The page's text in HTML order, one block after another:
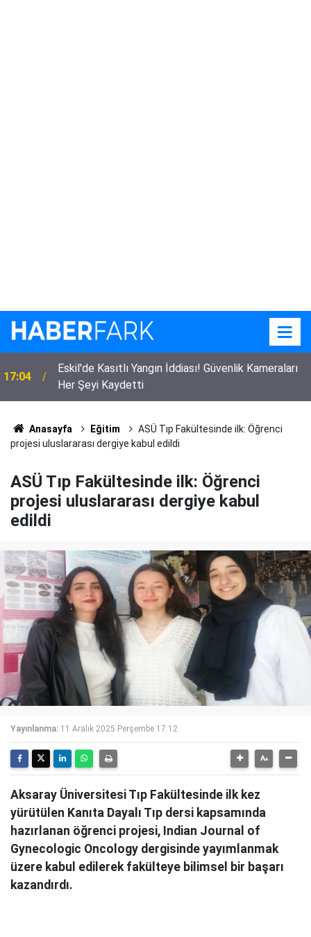
17:04
Eskil'de Kasıtlı Yangın İddiası! Güvenlik Kameraları
Her Şeyi Kaydetti
Anasayfa Eğitim
ASÜ Tıp Fakültesinde ilk: Öğrenci
projesi uluslararası dergiye kabul edildi
ASÜ Tıp Fakültesinde ilk: Öğrenci
projesi uluslararası dergiye kabul
edildi
Yayınlanma: 11 Aralık 2025 Perşembe 17:12
Aksaray Üniversitesi Tıp Fakültesinde ilk kez
yürütülen Kanıta Dayalı Tıp dersi kapsamında
hazırlanan öğrenci projesi, Indian Journal of
Gynecologic Oncology dergisinde yayımlanmak
üzere kabul edilerek fakülteye bilimsel bir başarı
kazandırdı.